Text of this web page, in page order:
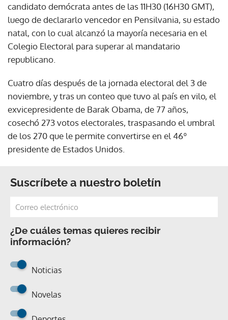
candidato demócrata antes de las 11H30 (16H30 GMT),
luego de declararlo vencedor en Pensilvania, su estado
natal, con lo cual alcanzó la mayoría necesaria en el
Colegio Electoral para superar al mandatario
republicano.
Cuatro días después de la jornada electoral del 3 de
noviembre, y tras un conteo que tuvo al país en vilo, el
exvicepresidente de Barak Obama, de 77 años,
cosechó 273 votos electorales, traspasando el umbral
de los 270 que le permite convertirse en el 46º
presidente de Estados Unidos.
Suscríbete a nuestro boletín
¿De cuáles temas quieres recibir
información?
Noticias
Novelas